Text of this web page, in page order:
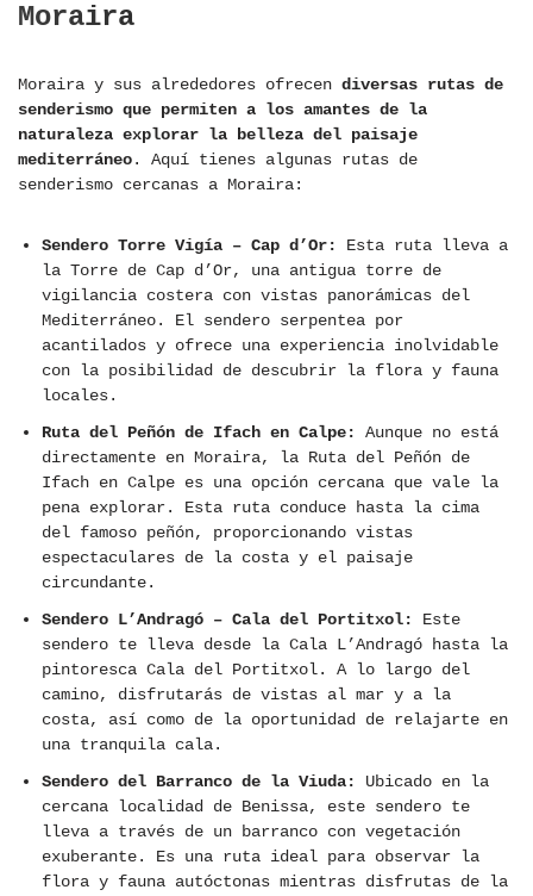
Moraira
Moraira y sus alrededores ofrecen diversas rutas de
senderismo que permiten a los amantes de la
naturaleza explorar la belleza del paisaje
mediterráneo. Aquí tienes algunas rutas de
senderismo cercanas a Moraira:
Sendero Torre Vigía – Cap d’Or:
Esta ruta lleva a
la Torre de Cap d’Or, una antigua torre de
vigilancia costera con vistas panorámicas del
Mediterráneo. El sendero serpentea por
acantilados y ofrece una experiencia inolvidable
con la posibilidad de descubrir la flora y fauna
locales.
Ruta del Peñón de Ifach en Calpe:
Aunque no está
directamente en Moraira, la Ruta del Peñón de
Ifach en Calpe es una opción cercana que vale la
pena explorar. Esta ruta conduce hasta la cima
del famoso peñón, proporcionando vistas
espectaculares de la costa y el paisaje
circundante.
Sendero L’Andragó – Cala del Portitxol:
Este
sendero te lleva desde la Cala L’Andragó hasta la
pintoresca Cala del Portitxol. A lo largo del
camino, disfrutarás de vistas al mar y a la
costa, así como de la oportunidad de relajarte en
una tranquila cala.
Sendero del Barranco de la Viuda:
Ubicado en la
cercana localidad de Benissa, este sendero te
lleva a través de un barranco con vegetación
exuberante. Es una ruta ideal para observar la
flora y fauna autóctonas mientras disfrutas de la